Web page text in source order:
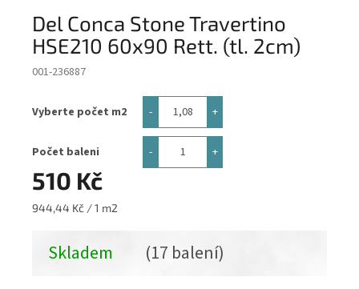
Del Conca Stone Travertino
HSE210 60x90 Rett. (tl. 2cm)
001-236887
Vyberte počet m2
Počet baleni
510 Kč
Měrná
944,44 Kč / 1 m2
Skladem (17 balení)